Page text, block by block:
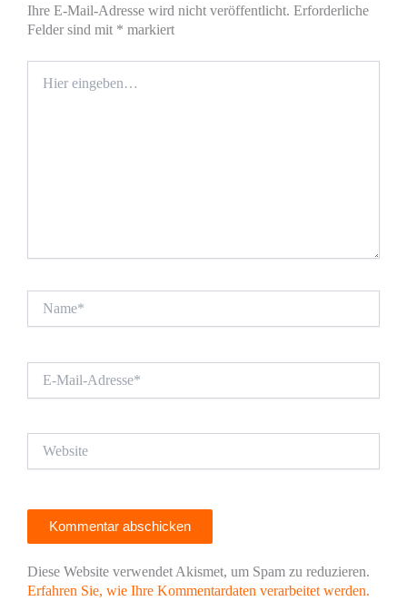
Ihre E-Mail-Adresse wird nicht veröffentlicht. Erforderliche
Felder sind mit * markiert
eingeben…
Mail-
Diese Website verwendet Akismet, um Spam zu reduzieren.
Erfahren Sie, wie Ihre Kommentardaten verarbeitet werden.